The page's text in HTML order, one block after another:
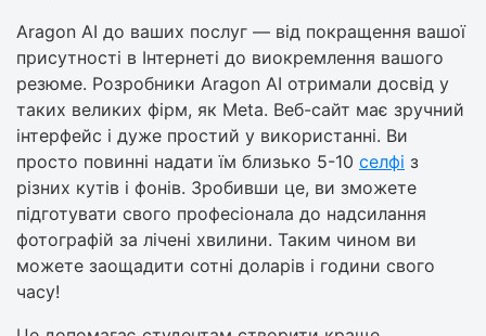
Aragon AI до ваших послуг — від покращення вашої
присутності в Інтернеті до виокремлення вашого
резюме. Розробники Aragon AI отримали досвід у
таких великих фірм, як Meta. Веб-сайт має зручний
інтерфейс і дуже простий у використанні. Ви
просто повинні надати їм близько 5-10 селфі з
різних кутів і фонів. Зробивши це, ви зможете
підготувати свого професіонала до надсилання
фотографій за лічені хвилини. Таким чином ви
можете заощадити сотні доларів і години свого
часу!